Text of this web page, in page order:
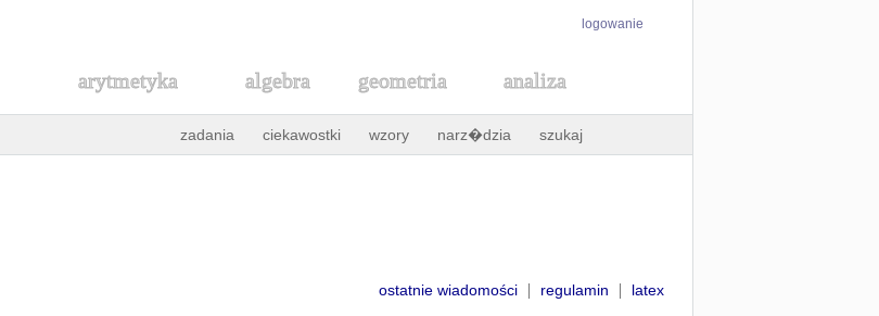
logowanie
arytmetyka algebra geometria analiza
zadania ciekawostki wzory narz�dzia szukaj
ostatnie wiadomości | regulamin | latex